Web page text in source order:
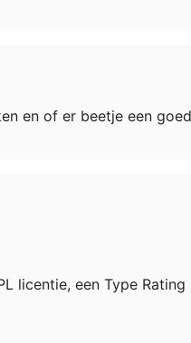
en of er beetje een
licentie, een Type